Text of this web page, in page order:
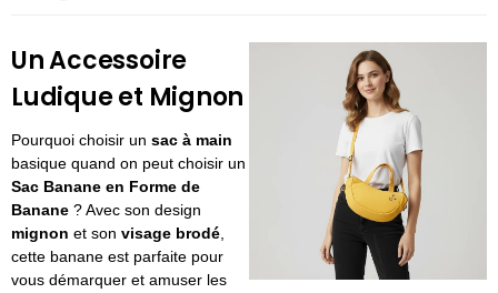
Un Accessoire
Ludique et Mignon
Pourquoi choisir un sac à main
basique quand on peut choisir un
Sac Banane en Forme de
Banane ? Avec son design
mignon et son visage brodé,
cette banane est parfaite pour
vous démarquer et amuser les